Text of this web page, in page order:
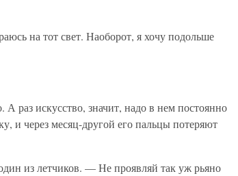
на тот свет. Наоборот, я хочу подольше
раз искусство, значит, надо в нем постоянно
и через месяц-другой его пальцы потеряют
из летчиков. — Не проявляй так уж рьяно